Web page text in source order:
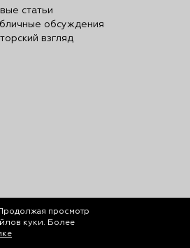
статьи
обсуждения
взгляд
просмотр
куки. Более